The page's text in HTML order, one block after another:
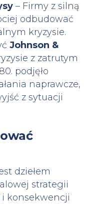
– Firmy z silną
odbudować
kryzysie.
Johnson &
z zatrutym
podjęło
naprawcze,
z sytuacji
dziełem
strategii
konsekwencji